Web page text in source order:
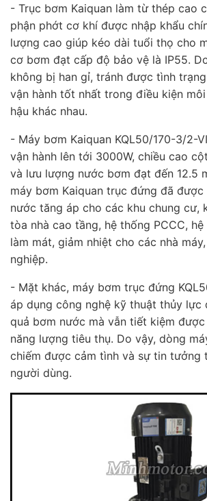
- Trục bơm Kaiquan làm từ thép cao
phận phớt cơ khí được nhập khẩu
lượng cao giúp kéo dài tuổi thọ cho
cơ bơm đạt cấp độ bảo vệ là IP55.
không bị han gỉ, tránh được tình
vận hành tốt nhất trong điều kiện
hậu khác nhau.
- Máy bơm Kaiquan KQL50/170-3/2-
vận hành lên tới 3000W, chiều cao
và lưu lượng nước bơm đạt đến 12.5
máy bơm Kaiquan trục đứng đã
nước tăng áp cho các khu chung cư,
tòa nhà cao tầng, hệ thống PCCC,
làm mát, giảm nhiệt cho các nhà
nghiệp.
- Mặt khác, máy bơm trục đứng
áp dụng công nghệ kỹ thuật thủy lực
quả bơm nước mà vẫn tiết kiệm
năng lượng tiêu thụ. Do vậy, dòng
chiếm được cảm tình và sự tin tưởng
người dùng.